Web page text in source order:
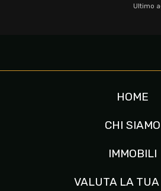
Ultimo
HOME
CHI SIAMO
IMMOBILI
VALUTA LA